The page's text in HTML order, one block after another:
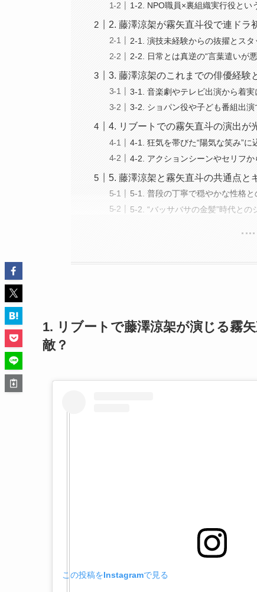
1-2. NPO職員×裏組織実行役とい
2. 藤澤涼架が霧矢直斗役で連ドラ
2-1. 演技未経験からの抜擢とスタ
2-2. 日常とは真逆の“言葉遣いが
3. 藤澤涼架のこれまでの俳優経験
3-1. 音楽劇やテレビ出演から着
3-2. ショパン役や子ども番組出
4. リブートでの霧矢直斗の演出が
4-1. 狂気を帯びた“陽気な笑み”に
4-2. アクションシーンやセリフ
5. 藤澤涼架と霧矢直斗の共通点と
5-1. 普段の丁寧で穏やかな性格
5-2. “バッサバサの金髪”時代との
1. リブートで藤澤涼架が演じる霧
敵？
この投稿をInstagramで見る